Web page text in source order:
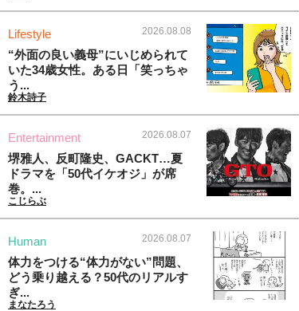
Lifestyle 2026.08.08
“外面の良い義母”にいじめられて
いた34歳女性。ある日「笑っちゃ
う...
鈴木詩子
Entertainment 2026.08.07
堺雅人、反町隆史、GACKT…夏
ドラマを「50代イケオジ」が席
巻。...
こじらぶ
Human 2026.08.07
体力をつける“体力がない”問題、
どう乗り越える？50代のリアルす
ぎ...
まなたろう